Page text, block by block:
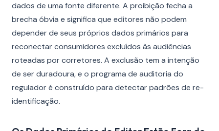
dados de uma fonte diferente. A proibição fecha a
brecha óbvia e significa que editores não podem
depender de seus próprios dados primários para
reconectar consumidores excluídos às audiências
roteadas por corretores. A exclusão tem a intenção
de ser duradoura, e o programa de auditoria do
regulador é construído para detectar padrões de re-
identificação.